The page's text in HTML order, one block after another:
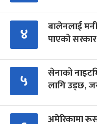
४
बालेनलाई
पाएको
५
सेनाको
लागि उड्छ,
अमेरिकामा